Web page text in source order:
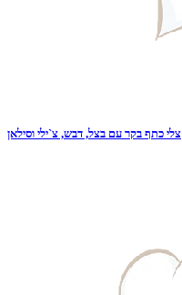
צלי כתף בקר עם בצל, דבש, צ`ילי וסילאן